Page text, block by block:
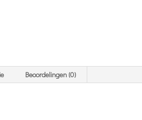
Beoordelingen (0)